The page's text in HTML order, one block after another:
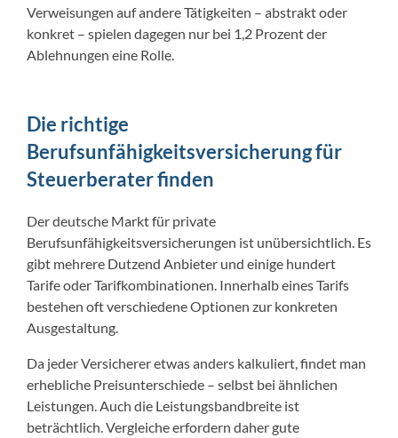
Verweisungen auf andere Tätigkeiten – abstrakt oder
konkret – spielen dagegen nur bei 1,2 Prozent der
Ablehnungen eine Rolle.
Die richtige
Berufsunfähigkeitsversicherung für
Steuerberater finden
Der deutsche Markt für private
Berufsunfähigkeitsversicherungen ist unübersichtlich. Es
gibt mehrere Dutzend Anbieter und einige hundert
Tarife oder Tarifkombinationen. Innerhalb eines Tarifs
bestehen oft verschiedene Optionen zur konkreten
Ausgestaltung.
Da jeder Versicherer etwas anders kalkuliert, findet man
erhebliche Preisunterschiede – selbst bei ähnlichen
Leistungen. Auch die Leistungsbandbreite ist
beträchtlich. Vergleiche erfordern daher gute